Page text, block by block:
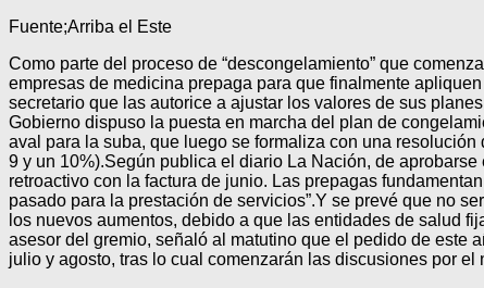
Fuente;Arriba el Este
Como parte del proceso de “descongelamiento” que
empresas de medicina prepaga para que finalmente
secretario que las autorice a ajustar los valores de sus
Gobierno dispuso la puesta en marcha del plan de
aval para la suba, que luego se formaliza con una
9 y un 10%).Según publica el diario La Nación, de
retroactivo con la factura de junio. Las prepagas
pasado para la prestación de servicios”.Y se prevé que no
los nuevos aumentos, debido a que las entidades de salud
asesor del gremio, señaló al matutino que el pedido de este
julio y agosto, tras lo cual comenzarán las discusiones por el